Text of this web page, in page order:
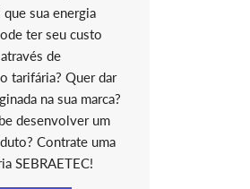
que sua energia
ter seu custo
de
tarifária? Quer dar
na sua marca?
desenvolver um
Contrate uma
SEBRAETEC!